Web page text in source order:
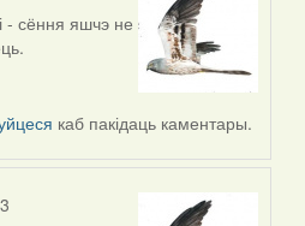
- сёння яшчэ не
каб пакідаць каментары.